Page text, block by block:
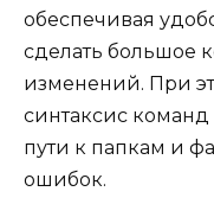
обеспечивая
сделать большое
изменений. При
синтаксис
пути к папкам и
ошибок.